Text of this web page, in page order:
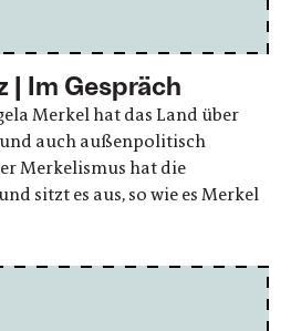
| Im Gespräch
Merkel hat das Land über
auch außenpolitisch
Merkelismus hat die
sitzt es aus, so wie es Merkel